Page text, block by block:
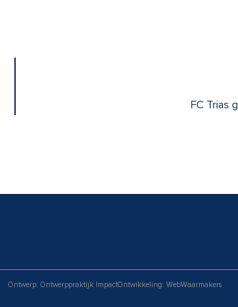
FC Trias
Ontwerp: Ontwerppraktijk ImpactOntwikkeling: WebWaarmakers